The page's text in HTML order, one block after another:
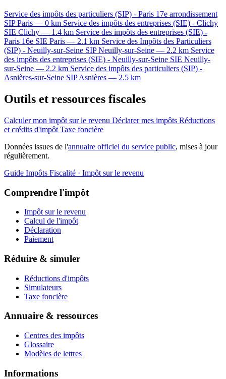
Service des impôts des particuliers (SIP) - Paris 17e arrondissement
SIP Paris — 0 km Service des impôts des entreprises (SIE) - Clichy
SIE Clichy — 1.4 km Service des impôts des entreprises (SIE) -
Paris 16e SIE Paris — 2.1 km Service des Impôts des Particuliers
(SIP) - Neuilly-sur-Seine SIP Neuilly-sur-Seine — 2.2 km Service
des impôts des entreprises (SIE) - Neuilly-sur-Seine SIE Neuilly-
sur-Seine — 2.2 km Service des impôts des particuliers (SIP) -
Asnières-sur-Seine SIP Asnières — 2.5 km
Outils et ressources fiscales
Calculer mon impôt sur le revenu Déclarer mes impôts Réductions
et crédits d'impôt Taxe foncière
Données issues de l'annuaire officiel du service public, mises à jour
régulièrement.
Guide Impôts Fiscalité · Impôt sur le revenu
Comprendre l'impôt
Impôt sur le revenu
Calcul de l'impôt
Déclaration
Paiement
Réduire & simuler
Réductions d'impôts
Simulateurs
Taxe foncière
Annuaire & ressources
Centres des impôts
Glossaire
Modèles de lettres
Informations